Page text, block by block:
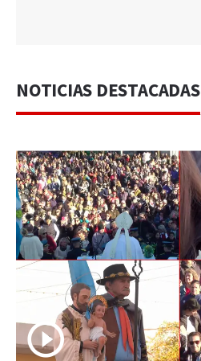
NOTICIAS DESTACADAS